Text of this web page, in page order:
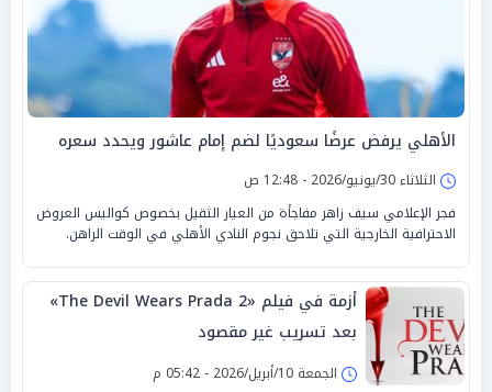
الأهلي يرفض عرضًا سعوديًا لضم إمام عاشور ويحدد سعره
الثلاثاء 30/يونيو/2026 - 12:48 ص
فجر الإعلامي سيف زاهر مفاجأة من العيار الثقيل بخصوص كواليس العروض
الاحترافية الخارجية التي تلاحق نجوم النادي الأهلي في الوقت الراهن.
أزمة في فيلم «The Devil Wears Prada 2»
بعد تسريب غير مقصود
الجمعة 10/أبريل/2026 - 05:42 م